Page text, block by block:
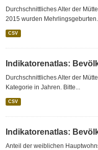
Durchschnittliches Alter der
2015 wurden
CSV
Indikatorenatlas:
Durchschnittliches Alter der
Kategorie in Jahren. Bitte...
CSV
Indikatorenatlas:
Anteil der weiblichen